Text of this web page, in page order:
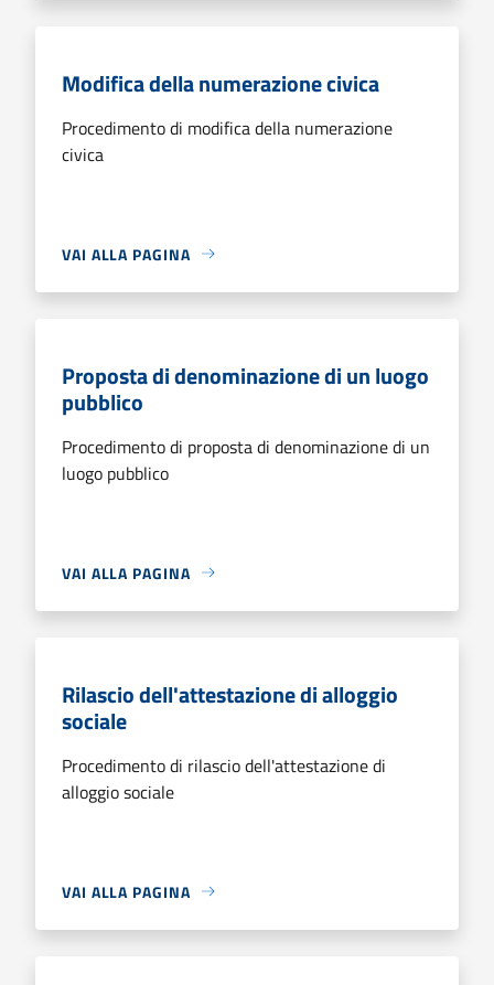
Modifica della numerazione civica
Procedimento di modifica della numerazione
civica
VAI ALLA PAGINA
Proposta di denominazione di un luogo
pubblico
Procedimento di proposta di denominazione di un
luogo pubblico
VAI ALLA PAGINA
Rilascio dell'attestazione di alloggio
sociale
Procedimento di rilascio dell'attestazione di
alloggio sociale
VAI ALLA PAGINA